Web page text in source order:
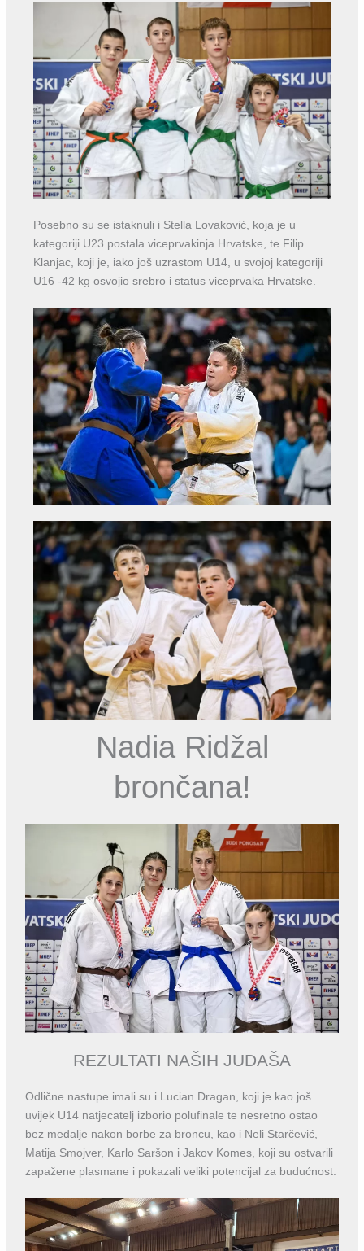
Posebno su se istaknuli i Stella Lovaković, koja je u
kategoriji U23 postala viceprvakinja Hrvatske, te Filip
Klanjac, koji je, iako još uzrastom U14, u svojoj kategoriji
U16 -42 kg osvojio srebro i status viceprvaka Hrvatske.
Nadia Ridžal
brončana!
REZULTATI NAŠIH JUDAŠA
Odlične nastupe imali su i Lucian Dragan, koji je kao još
uvijek U14 natjecatelj izborio polufinale te nesretno ostao
bez medalje nakon borbe za broncu, kao i Neli Starčević,
Matija Smojver, Karlo Saršon i Jakov Komes, koji su ostvarili
zapažene plasmane i pokazali veliki potencijal za budućnost.